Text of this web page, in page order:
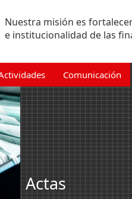
Nuestra misión es
e institucionalidad de las
Comunicación
Actas